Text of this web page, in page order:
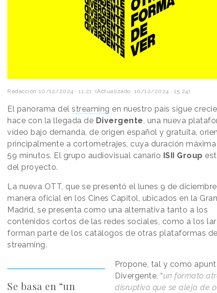
Redacción 10/12/2024 · 11:21 (Actualizado: 10/12/2024 · 15:24)
El panorama del streaming en nuestro país sigue
hace con la llegada de Divergente , una nueva
vídeo bajo demanda, de origen español y gratuita,
principalmente a cortometrajes, cuya duración
59 minutos. El grupo audiovisual canario ISII Group
del proyecto.
La nueva OTT, que se presentó el lunes 9 de
manera oficial en los Cines Capitol, ubicados en la
Madrid, se presenta como una alternativa tanto a los
contenidos cortos de las redes sociales, como a los
forman parte de los catálogos de otras plataformas
streaming.
Se basa en “un
Propone, tal y como
Divergente, “un formato
disruptivo que se aleja de